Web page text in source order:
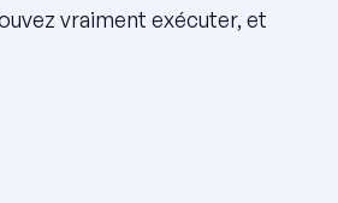
vraiment exécuter, et